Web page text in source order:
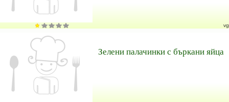
vg
Зелени палачинки с бъркани яйца